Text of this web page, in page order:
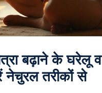
बढ़ाने के घरेलू व
नेचुरल तरीकों से